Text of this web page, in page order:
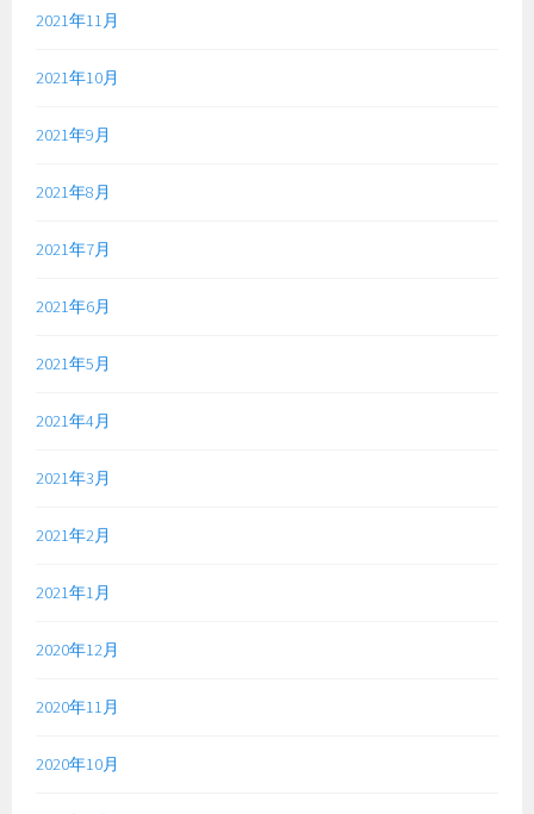
2021年11月
2021年10月
2021年9月
2021年8月
2021年7月
2021年6月
2021年5月
2021年4月
2021年3月
2021年2月
2021年1月
2020年12月
2020年11月
2020年10月